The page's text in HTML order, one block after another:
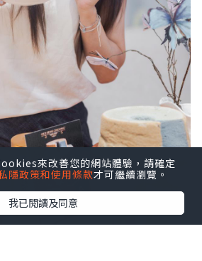
來改善您的網站體驗，請確定
隱政策和使用條款才可繼續瀏覽。
我已閱讀及同意